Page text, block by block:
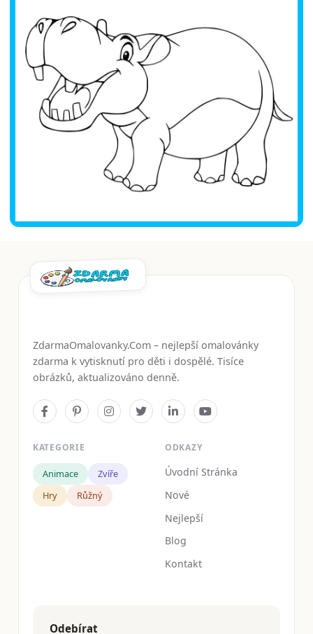
ZdarmaOmalovanky.Com – nejlepší omalovánky
zdarma k vytisknutí pro děti i dospělé. Tisíce
obrázků, aktualizováno denně.
KATEGORIE
Animace
Zvíře
Hry
Růžný
ODKAZY
Úvodní Stránka
Nové
Nejlepší
Blog
Kontakt
Odebírat